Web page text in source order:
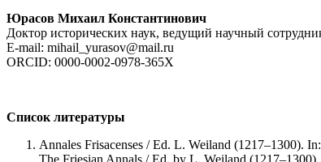
Юрасов Михаил Константинович
Доктор исторических наук, ведущий научный
E-mail: mihail_yurasov@mail.ru
ORCID: 0000-0002-0978-365X
Список литературы
Annales Frisacenses / Ed. L. Weiland (1217–1300).